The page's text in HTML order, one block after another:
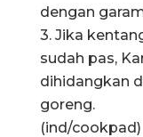
dengan
3. Jika
sudah pas,
dihidangkan
goreng.
(ind/cookpad)